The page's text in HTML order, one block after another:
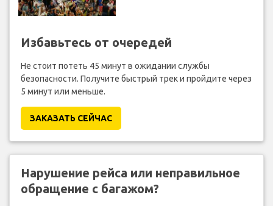
Избавьтесь от очередей
Не стоит потеть 45 минут в ожидании службы
безопасности. Получите быстрый трек и пройдите через
5 минут или меньше.
ЗАКАЗАТЬ СЕЙЧАС
Нарушение рейса или неправильное
обращение с багажом?